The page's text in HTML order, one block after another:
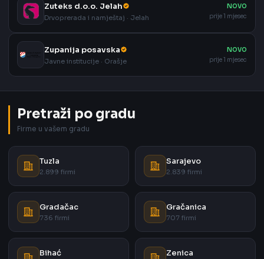
Zuteks d.o.o. Jelah
Drvoprerada i namještaj · Jelah
NOVO
prije 1 mjesec
Zupanija posavska
Javne institucije · Orašje
NOVO
prije 1 mjesec
Pretraži po gradu
Firme u vašem gradu
Tuzla
2.899 firmi
Sarajevo
2.839 firmi
Gradačac
736 firmi
Gračanica
707 firmi
Bihać Zenica